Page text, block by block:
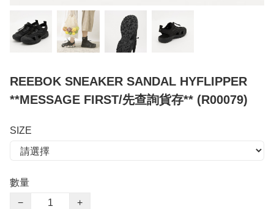
REEBOK SNEAKER SANDAL HYFLIPPER
**MESSAGE FIRST/先查詢貨存** (R00079)
SIZE
數量
−
+